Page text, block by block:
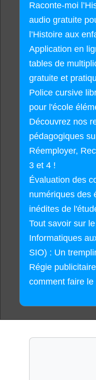
Raconte-moi
audio gratuite
l’Histoire aux
Application en
tables de
gratuite et
Police cursive
pour l'école
Découvrez nos
pédagogiques
Réemployer,
3 et 4 !
Évaluation des
numériques des
inédites de
Tout savoir sur
Informatiques
SIO) : Un
Régie
comment faire